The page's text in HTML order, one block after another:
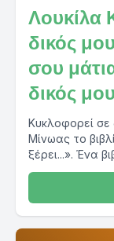
Λουκίλα
δικός
σου
δικός
Κυκλοφορεί σε
Μίνωας το
ξέρει...». Ένα